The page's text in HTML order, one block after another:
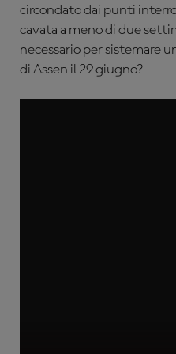
circondato dai punti
cavata a meno di due
necessario per sistemare
di Assen il 29 giugno?